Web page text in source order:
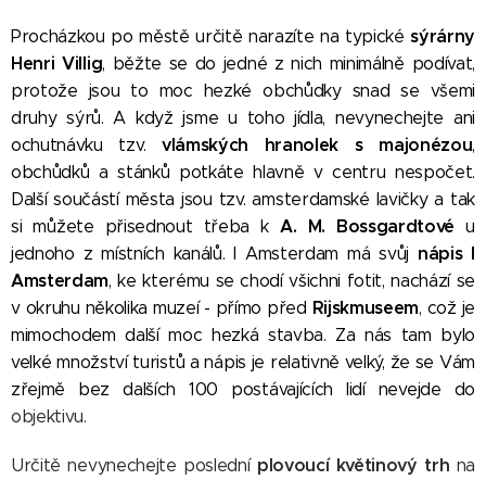
Procházkou po městě určitě narazíte na typickésýrárny
Henri Villig, běžte se do jedné z nich minimálně podívat,
protože jsou to moc hezké obchůdky snad se všemi
druhy sýrů. A když jsme u toho jídla, nevynechejte ani
ochutnávku tzv. vlámských hranolek s majonézou,
obchůdků a stánků potkáte hlavně v centru nespočet.
Další součástí města jsou tzv. amsterdamské lavičky a tak
si můžete přisednout třeba kA. M. Bossgardtovéu
jednoho z místních kanálů. I Amsterdam má svůj nápis I
Amsterdam, ke kterému se chodí všichni fotit, nachází se
v okruhu několika muzeí - přímo před Rijskmuseem, což je
mimochodem další moc hezká stavba. Za nás tam bylo
velké množství turistů a nápis je relativně velký, že se Vám
zřejmě bez dalších 100 postávajících lidí nevejde do
objektivu.
Určitě nevynechejte poslední plovoucí květinový trh na